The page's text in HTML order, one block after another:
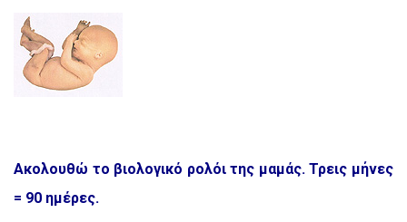
Ακολουθώ το βιολογικό ρολόι της μαμάς. Τρεις μήνες
= 90 ημέρες.